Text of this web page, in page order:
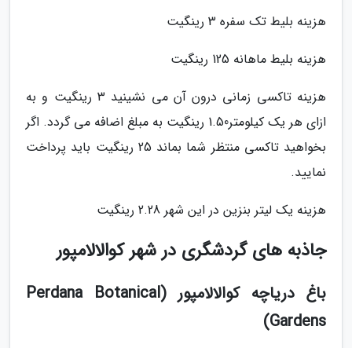
هزینه بلیط تک سفره 3 رینگیت
هزینه بلیط ماهانه 125 رینگیت
هزینه تاکسی زمانی درون آن می نشینید 3 رینگیت و به
ازای هر یک کیلومتر1.50 رینگیت به مبلغ اضافه می گردد. اگر
بخواهید تاکسی منتظر شما بماند 25 رینگیت باید پرداخت
نمایید.
هزینه یک لیتر بنزین در این شهر 2.28 رینگیت
جاذبه های گردشگری در شهر کوالالامپور
باغ دریاچه کوالالامپور (Perdana Botanical
Gardens)